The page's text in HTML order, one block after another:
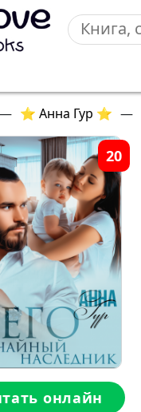
— ⭐ Анна Гур ⭐ —
20
онлайн